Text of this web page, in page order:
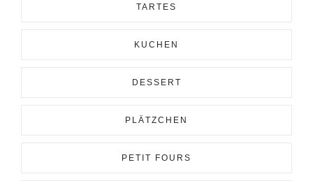
TARTES
KUCHEN
DESSERT
PLÄTZCHEN
PETIT FOURS